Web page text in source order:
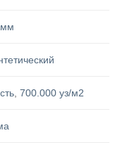
,700.000 уз/м2